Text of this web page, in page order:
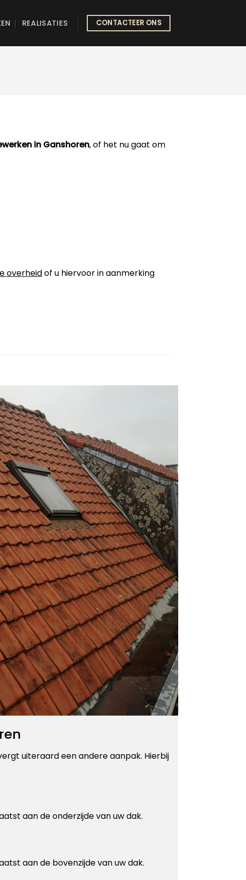
REALISATIES CONTACTEER ONS
in Ganshoren, of het nu gaat om
overheidof u hiervoor in aanmerking
uiteraard een andere aanpak. Hierbij
aan de onderzijde van uw dak.
aan de bovenzijde van uw dak.